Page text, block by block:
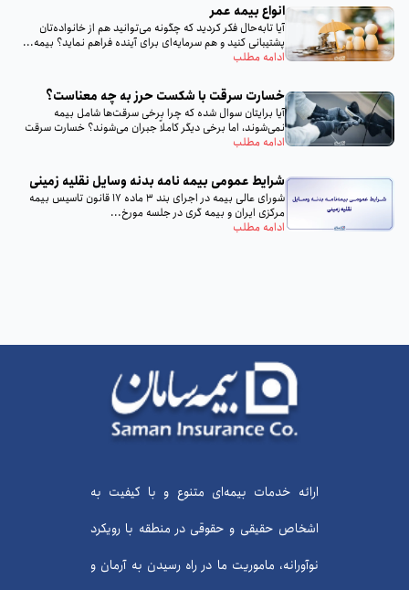
انواع بیمه عمر
آیا تا‌به‌حال فکر کردید که چگونه می‌توانید هم از خانواده‌تان
پشتیبانی کنید و هم سرمایه‌ای برای آینده فراهم نماید؟ بیمه...
ادامه مطلب
خسارت سرقت با شکست حرز به چه معناست؟
آیا برایتان سوال شده که چرا برخی سرقت‌ها شامل بیمه
نمی‌شوند، اما برخی دیگر کاملاً جبران می‌شوند؟ خسارت سرقت
با...
ادامه مطلب
شرایط عمومی بیمه‌ نامه بدنه وسایل نقلیه زمینی
شورای عالی بیمه در اجرای بند 3 ماده 17 قانون تاسیس بیمه
مرکزی ایران و بیمه گری در جلسه مورخ...
ادامه مطلب
ارائه خدمات بیمه‌ای متنوع و با کیفیت به
اشخاص حقیقی و حقوقی در منطقه با رویکرد
نوآورانه، ماموریت ما در راه رسیدن به آرمان و